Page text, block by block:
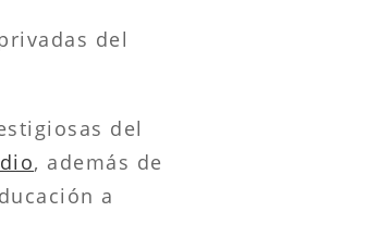
del
del
, además de
a